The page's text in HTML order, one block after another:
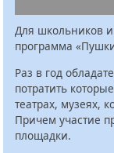
Для школьников и
программа
Раз в год
потратить
театрах, музеях,
Причем участие
площадки.